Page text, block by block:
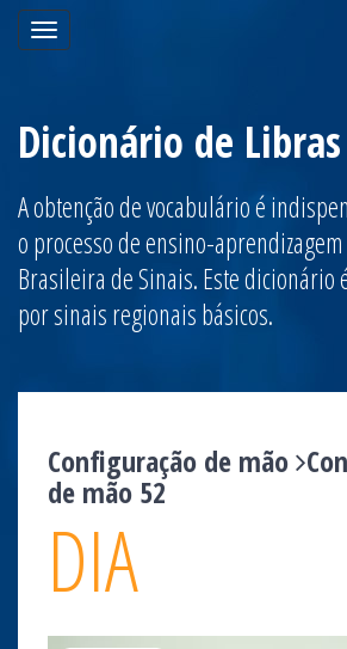
Toggle
navigation
Dicionário de Libras
A obtenção de vocabulário é
o processo de ensino-
Brasileira de Sinais. Este dicionário
por sinais regionais básicos.
Configuração de mão
de mão 52
DIA